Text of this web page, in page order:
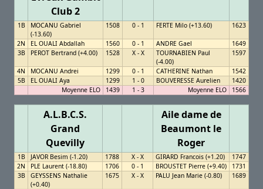
Club 2
1B
MOCANU Gabriel
(-13.60)
1508 0 - 1 FERTE Milo (+13.60) 1623
2N EL OUALI Abdallah 1560 0 - 1 ANDRE Gael
1649
3B
PEROT Bertrand (+4.00) 1528 X - X
TOURNABIEN Paul
(-4.00)
1597
4N MOCANU Andrei 1299 0 - 1 CATHERINE Nathan
1542
5B
EL OUALI Aya 1299 1 - 0 BOUVERESSE Aurelien
1420
Moyenne ELO
1439 1 - 3 Moyenne ELO 1566
A.L.B.C.S.
Grand
Quevilly
Aile dame de
Beaumont le
Roger
1B JAVOR Besim (-1.20) 1788 X - X GIRARD Francois (+1.20)
1747
2N
PLE Laurent (-18.80) 1706 0 - 1 BROUSTET Pierre (+9.40)
1731
3B
GEYSSENS Nathalie
(+0.40)
1675 X - X PALU Jean Marie (-0.80) 1689